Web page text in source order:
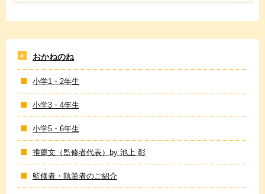
おかねのね
小学1・2年生
小学3・4年生
小学5・6年生
推薦文（監修者代表）by 池上 彰
監修者・執筆者のご紹介